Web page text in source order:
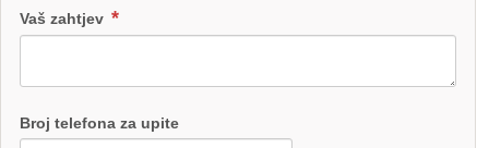
Vaš zahtjev
Broj telefona za upite